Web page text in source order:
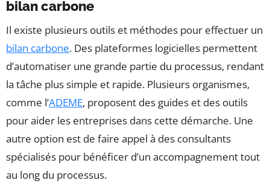
bilan carbone
Il existe plusieurs outils et méthodes pour effectuer un
bilan carbone. Des plateformes logicielles permettent
d’automatiser une grande partie du processus, rendant
la tâche plus simple et rapide. Plusieurs organismes,
comme l’ADEME, proposent des guides et des outils
pour aider les entreprises dans cette démarche. Une
autre option est de faire appel à des consultants
spécialisés pour bénéficer d’un accompagnement tout
au long du processus.